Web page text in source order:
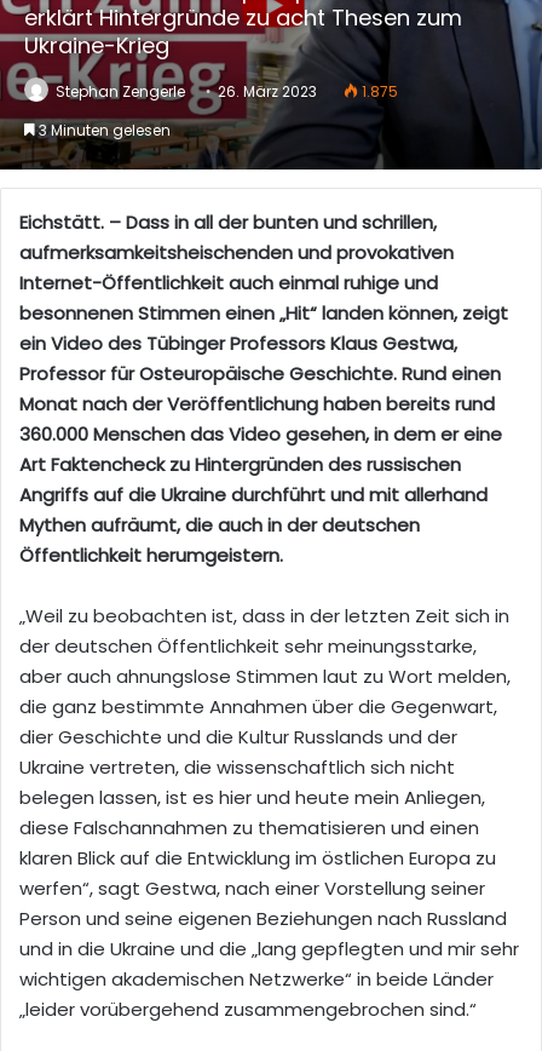
erklärt Hintergründe zu acht Thesen zum
Ukraine-Krieg
Stephan Zengerle 26. März 2023
1.875
3 Minuten gelesen
Eichstätt. – Dass in all der bunten und schrillen,
aufmerksamkeitsheischenden und provokativen
Internet-Öffentlichkeit auch einmal ruhige und
besonnenen Stimmen einen „Hit“ landen können, zeigt
ein Video des Tübinger ProfessorsKlaus Gestwa,
Professor für Osteuropäische Geschichte. Rund einen
Monat nach der Veröffentlichung haben bereits rund
360.000 Menschen das Video gesehen, in dem er eine
Art Faktencheck zu Hintergründen des russischen
Angriffs auf die Ukraine durchführt und mit allerhand
Mythen aufräumt, die auch in der deutschen
Öffentlichkeit herumgeistern.
„Weil zu beobachten ist, dass in der letzten Zeit sich in
der deutschen Öffentlichkeit sehr meinungsstarke,
aber auch ahnungslose Stimmen laut zu Wort melden,
die ganz bestimmte Annahmen über die Gegenwart,
dier Geschichte und die Kultur Russlands und der
Ukraine vertreten, die wissenschaftlich sich nicht
belegen lassen, ist es hier und heute mein Anliegen,
diese Falschannahmen zu thematisieren und einen
klaren Blick auf die Entwicklung im östlichen Europa zu
werfen“, sagt Gestwa, nach einer Vorstellung seiner
Person und seine eigenen Beziehungen nach Russland
und in die Ukraine und die „lang gepflegten und mir sehr
wichtigen akademischen Netzwerke“ in beide Länder
„leider vorübergehend zusammengebrochen sind.“